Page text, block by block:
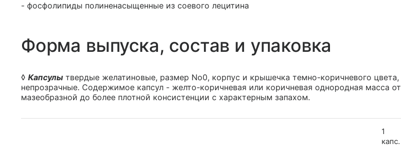
- фосфолипиды полиненасыщенные из соевого лецитина
Форма выпуска, состав и упаковка
◊ Капсулы твердые желатиновые, размер No0, корпус и крышечка темно-коричневого цвета,
непрозрачные. Содержимое капсул - желто-коричневая или коричневая однородная масса от
мазеобразной до более плотной консистенции с характерным запахом.
1
капс.